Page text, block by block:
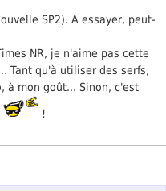
SP2). A essayer, peut-
NR, je n'aime pas cette
Tant qu'à utiliser des serfs,
à mon goût... Sinon, c'est
!